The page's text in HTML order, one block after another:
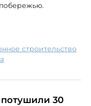
строительство
потушили 30